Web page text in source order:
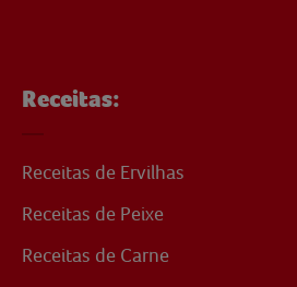
Receitas:
Receitas de Ervilhas
Receitas de Peixe
Receitas de Carne